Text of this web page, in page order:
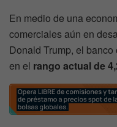
En medio de una
comerciales aún en
Donald Trump, el
en el rango actual de